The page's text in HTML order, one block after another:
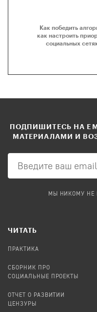
Как победить
как настроить
социальных
ПОДПИШИТЕСЬ НА
МАТЕРИАЛАМИ И
МЫ НИКОМУ НЕ
ЧИТАТЬ
ПРАКТИКА
СБОРНИК ПРО
СОЦИАЛЬНЫЕ ПРОЕКТЫ
ОТЧЕТ О РАЗВИТИИ
ЦЕНЗУРЫ